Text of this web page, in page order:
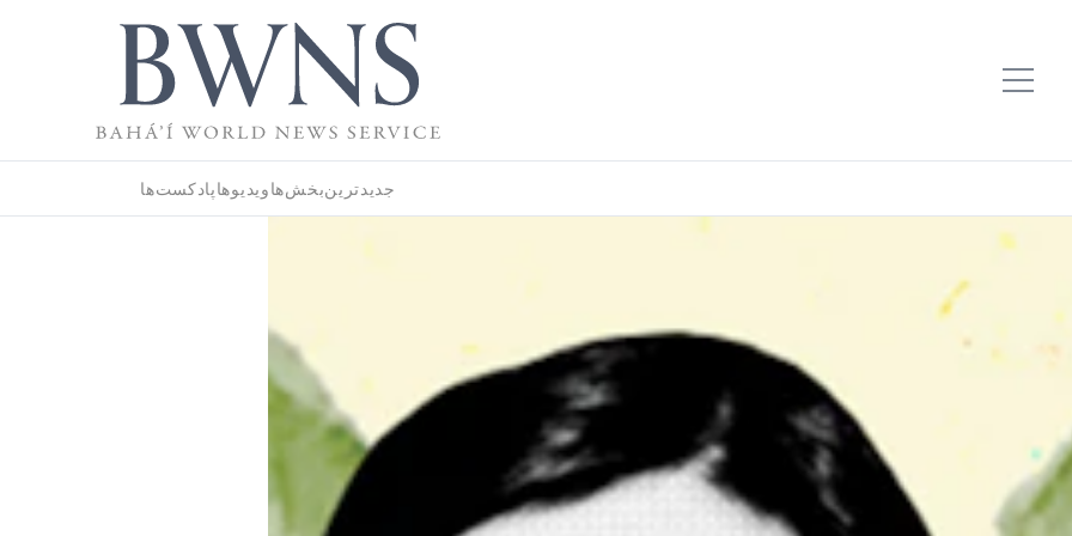
جدیدترینبخش‌هاویدیوهاپادکست‌ها